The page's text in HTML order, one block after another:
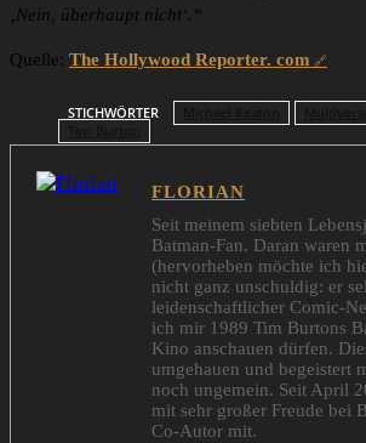
‚Nein, überhaupt nicht‘.“
Quelle: The Hollywood Reporter. com
STICHWÖRTER
FLORIAN
Seit meinem siebten
Batman-Fan. Daran waren
(hervorheben möchte ich
nicht ganz unschuldig: er
leidenschaftlicher Comic-
ich mir 1989 Tim Burtons
Kino anschauen dürfen.
umgehauen und begeistert
noch ungemein. Seit April
mit sehr großer Freude bei
Co-Autor mit.